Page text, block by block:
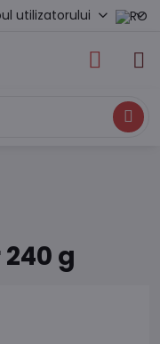
utilizatorului
Caută
g